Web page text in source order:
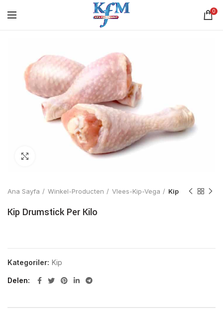
0
Ana Sayfa Winkel-Producten Vlees-Kip-Vega Kip
Kip Drumstick Per Kilo
Kategoriler: Kip
Delen